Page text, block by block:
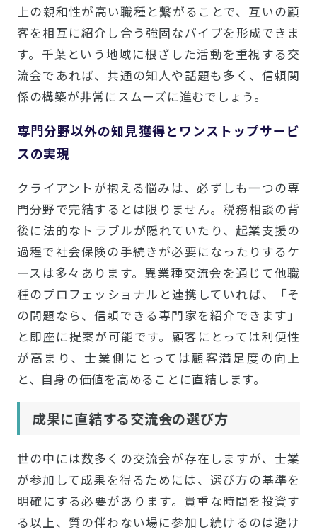
上の親和性が高い職種と繋がることで、互いの顧
客を相互に紹介し合う強固なパイプを形成できま
す。千葉という地域に根ざした活動を重視する交
流会であれば、共通の知人や話題も多く、信頼関
係の構築が非常にスムーズに進むでしょう。
専門分野以外の知見獲得とワンストップサービ
スの実現
クライアントが抱える悩みは、必ずしも一つの専
門分野で完結するとは限りません。税務相談の背
後に法的なトラブルが隠れていたり、起業支援の
過程で社会保険の手続きが必要になったりするケ
ースは多々あります。異業種交流会を通じて他職
種のプロフェッショナルと連携していれば、「そ
の問題なら、信頼できる専門家を紹介できます」
と即座に提案が可能です。顧客にとっては利便性
が高まり、士業側にとっては顧客満足度の向上
と、自身の価値を高めることに直結します。
成果に直結する交流会の選び方
世の中には数多くの交流会が存在しますが、士業
が参加して成果を得るためには、選び方の基準を
明確にする必要があります。貴重な時間を投資す
る以上、質の伴わない場に参加し続けるのは避け